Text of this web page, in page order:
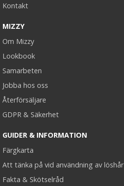
Kontakt
MIZZY
Om Mizzy
Lookbook
Samarbeten
Jobba hos oss
Återförsäljare
GDPR & Säkerhet
GUIDER & INFORMATION
Färgkarta
Att tänka på vid användning av löshår
Fakta & Skötselråd